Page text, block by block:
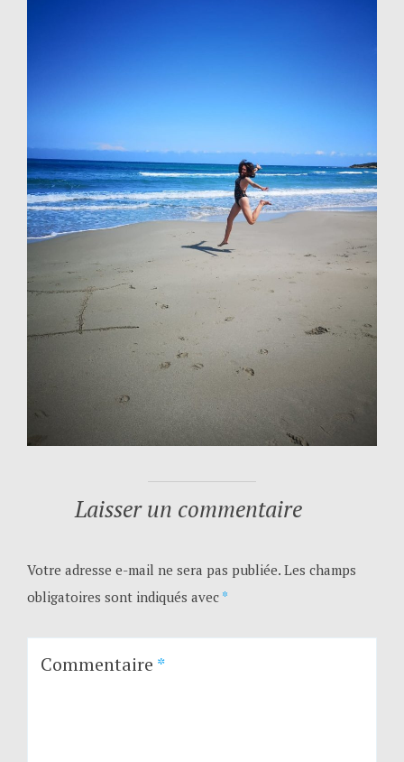
Laisser un commentaire
Votre adresse e-mail ne sera pas publiée. Les champs
obligatoires sont indiqués avec *
Commentaire *